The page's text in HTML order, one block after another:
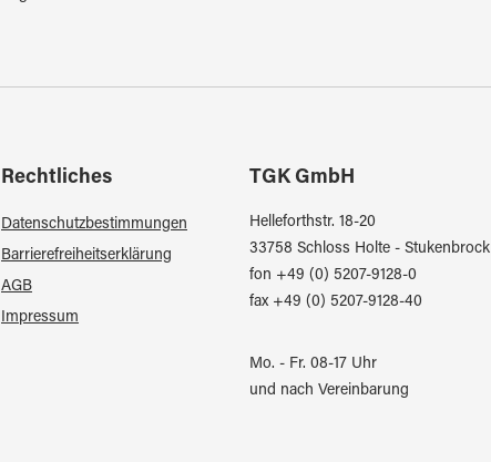
Rechtliches
Datenschutzbestimmungen
Barrierefreiheitserklärung
AGB
Impressum
TGK GmbH
Helleforthstr. 18-20
33758 Schloss Holte - Stukenbrock
fon +49 (0) 5207-9128-0
fax +49 (0) 5207-9128-40
Mo. - Fr. 08-17 Uhr
und nach Vereinbarung